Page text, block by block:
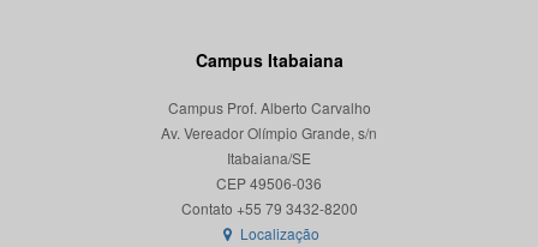
Campus Itabaiana
Campus Prof. Alberto Carvalho
Av. Vereador Olímpio Grande, s/n
Itabaiana/SE
CEP 49506-036
Localização